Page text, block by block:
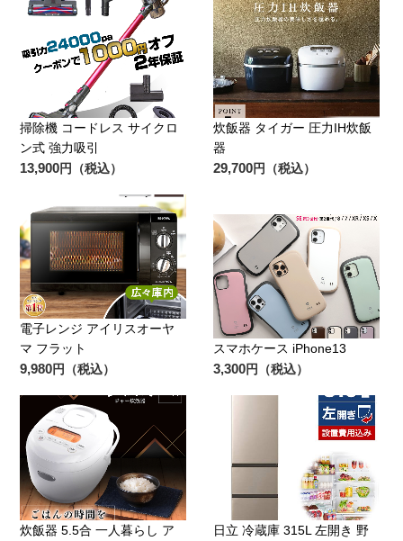
掃除機 コードレス サイクロ
ン式 強力吸引
13,900円（税込）
炊飯器 タイガー 圧力IH炊飯
器
29,700円（税込）
電子レンジ アイリスオーヤ
マ フラット
9,980円（税込）
スマホケース iPhone13
3,300円（税込）
炊飯器 5.5合 一人暮らし ア
日立 冷蔵庫 315L 左開き 野